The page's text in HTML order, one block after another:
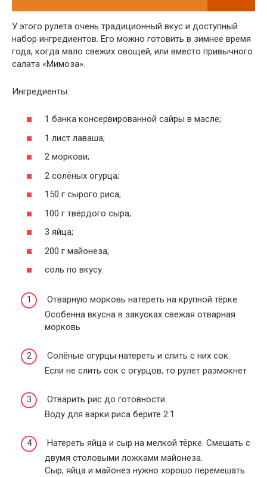
У этого рулета очень традиционный вкус и доступный
набор ингредиентов. Его можно готовить в зимнее время
года, когда мало свежих овощей, или вместо привычного
салата «Мимоза».
Ингредиенты:
1 банка консервированной сайры в масле;
1 лист лаваша;
2 моркови;
2 солёных огурца;
150 г сырого риса;
100 г твёрдого сыра;
3 яйца;
200 г майонеза;
соль по вкусу.
Отварную морковь натереть на крупной тёрке.
Особенна вкусна в закусках свежая отварная
морковь
Солёные огурцы натереть и слить с них сок.
Если не слить сок с огурцов, то рулет размокнет
Отварить рис до готовности.
Воду для варки риса берите 2:1
Натереть яйца и сыр на мелкой тёрке. Смешать с
двумя столовыми ложками майонеза.
Сыр, яйца и майонез нужно хорошо перемешать